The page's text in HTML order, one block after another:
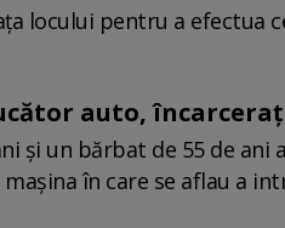
locului pentru a efectua
auto,
şi un bărbat de 55 de
maşina în care se aflau a